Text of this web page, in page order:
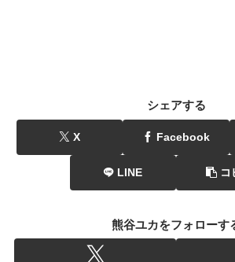
シェアする
X Facebook
LINE コ
熊谷ユカをフォローす